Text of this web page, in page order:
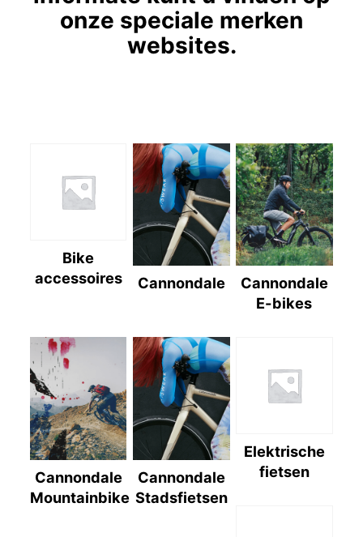
onze speciale merken
websites.
Bike
accessoires
Cannondale
Cannondale
E-bikes
Cannondale
Mountainbike
Cannondale
Stadsfietsen
Elektrische
fietsen